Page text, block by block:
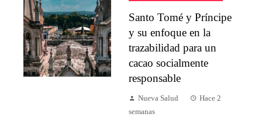
Santo Tomé y Príncipe
y su enfoque en la
trazabilidad para un
cacao socialmente
responsable
Nueva Salud
Hace 2
semanas